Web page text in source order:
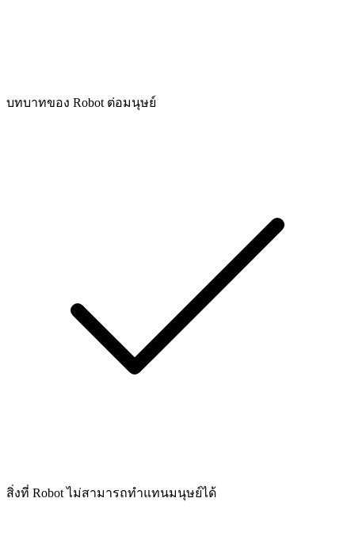
บทบาทของ Robot ต่อมนุษย์
สิ่งที่ Robot ไม่สามารถทำแทนมนุษย์ได้